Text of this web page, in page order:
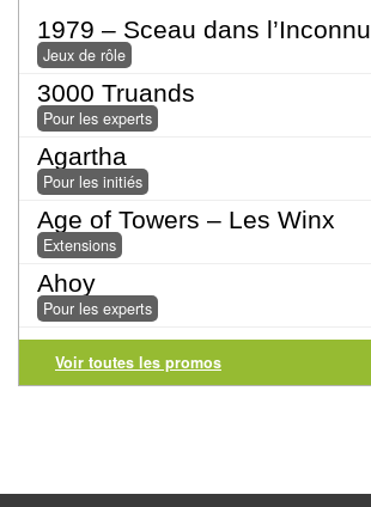
Gestion
Escape
Game
/
Enquête
Jeux
évolutifs
Jeux
abstraits
Extensions
1979 – Sceau dans l’Inconnu
Jeux de rôle
3000 Truands
Pour les experts
Agartha
Pour les initiés
Age of Towers – Les Winx
Extensions
Ahoy
Pour les experts
Voir toutes les promos